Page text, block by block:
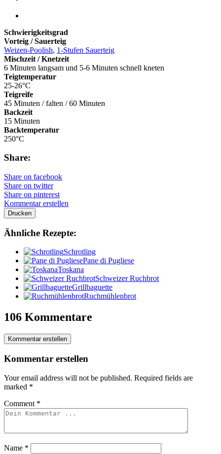
Schwierigkeitsgrad
Vorteig / Sauerteig
Weizen-Poolish, 1-Stufen Sauerteig
Mischzeit / Knetzeit
6 Minuten langsam und 5-6 Minuten schnell kneten
Teigtemperatur
25-26°C
Teigreife
45 Minuten / falten / 60 Minuten
Backzeit
15 Minuten
Backtemperatur
250°C
Share:
Share on facebook
Share on twitter
Share on pinterest
Kommentar erstellen
Drucken
Ähnliche Rezepte:
Schrotling
Pane di Pugliese
Toskana
Schweizer Ruchbrot
Grillbaguette
Ruchmühlenbrot
106 Kommentare
Kommentar erstellen
Kommentar erstellen
Your email address will not be published. Required fields are
marked *
Comment *
Name *